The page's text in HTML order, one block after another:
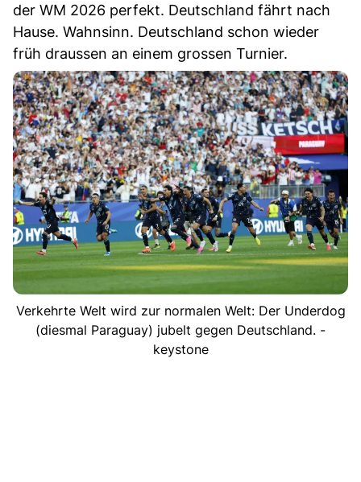
der WM 2026 perfekt. Deutschland fährt nach
Hause. Wahnsinn. Deutschland schon wieder
früh draussen an einem grossen Turnier.
Verkehrte Welt wird zur normalen Welt: Der Underdog
(diesmal Paraguay) jubelt gegen Deutschland. -
keystone